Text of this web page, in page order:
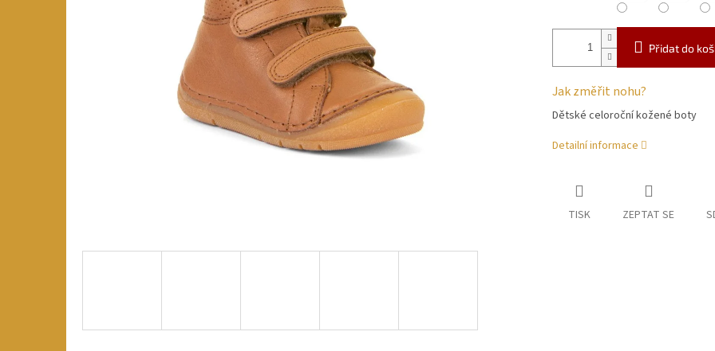
Přidat do
Jak změřit nohu?
Dětské celoroční kožené boty
Detailní informace
TISK ZEPTAT SE